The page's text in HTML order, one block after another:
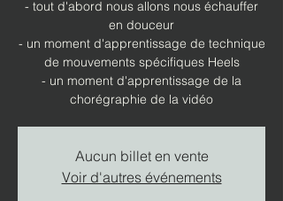
- tout d'abord nous allons nous échauffer
en douceur
- un moment d'apprentissage de technique
de mouvements spécifiques Heels
- un moment d'apprentissage de la
chorégraphie de la vidéo
Aucun billet en vente
Voir d'autres événements